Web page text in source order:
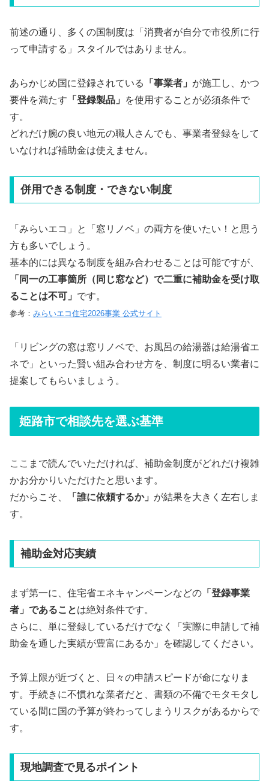
前述の通り、多くの国制度は「消費者が自分で市役所に行
って申請する」スタイルではありません。
あらかじめ国に登録されている 「事業者」 が施工し、かつ
要件を満たす 「登録製品」
を使用することが必須条件で
す。
どれだけ腕の良い地元の職人さんでも、事業者登録をして
いなければ補助金は使えません。
併用できる制度・できない制度
「みらいエコ」と「窓リノベ」の両方を使いたい！と思う
方も多いでしょう。
基本的には異なる制度を組み合わせることは可能ですが、
「同一の工事箇所（同じ窓など）で二重に補助金を受け取
ることは不可」 です。
参考： みらいエコ住宅2026事業 公式サイト
「リビングの窓は窓リノベで、お風呂の給湯器は給湯省エ
ネで」といった賢い組み合わせ方を、制度に明るい業者に
提案してもらいましょう。
姫路市で相談先を選ぶ基準
ここまで読んでいただければ、補助金制度がどれだけ複雑
かお分かりいただけたと思います。
だからこそ、
「誰に依頼するか」 が結果を大きく左右しま
す。
補助金対応実績
まず第一に、住宅省エネキャンペーンなどの 「登録事業
者」であることは絶対条件です。
さらに、単に登録しているだけでなく「実際に申請して補
助金を通した実績が豊富にあるか」を確認してください。
予算上限が近づくと、日々の申請スピードが命になりま
す。手続きに不慣れな業者だと、書類の不備でモタモタし
ている間に国の予算が終わってしまうリスクがあるからで
す。
現地調査で見るポイント